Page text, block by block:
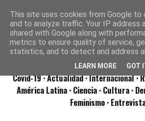
Covid-19· Actualidad· Internacional·
América Latina · Ciencia · Cultura ·
Feminismo ·
This site uses cookies from Google to
and to analyze traffic. Your IP address
shared with Google along with
metrics to ensure quality of service,
statistics, and to detect and address
LEARN MORE GOT